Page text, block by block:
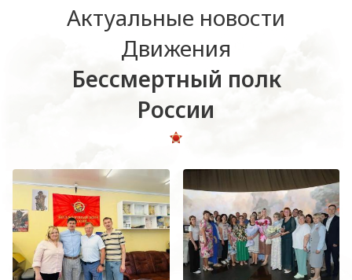
Актуальные новости
Движения
Бессмертный полк
России